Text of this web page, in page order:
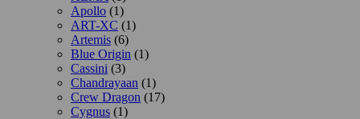
Apollo (1)
ART-XC (1)
Artemis (6)
Blue Origin (1)
Cassini (3)
Chandrayaan (1)
Crew Dragon (17)
Cygnus (1)